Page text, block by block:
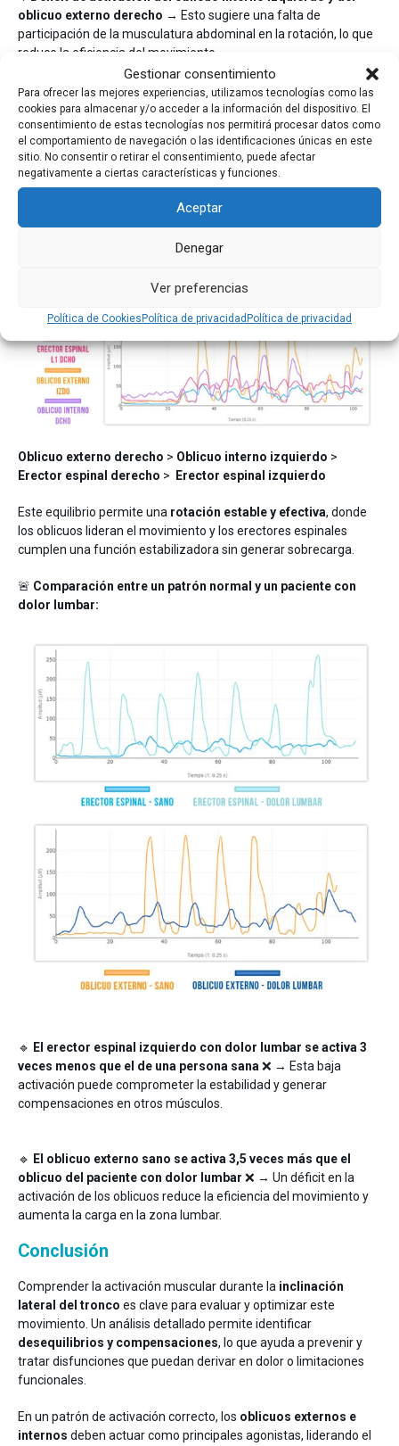
Gestionar consentimiento
Para ofrecer las mejores experiencias, utilizamos tecnologías como las
cookies para almacenar y/o acceder a la información del dispositivo. El
consentimiento de estas tecnologías nos permitirá procesar datos como
el comportamiento de navegación o las identificaciones únicas en este
sitio. No consentir o retirar el consentimiento, puede afectar
negativamente a ciertas características y funciones.
Aceptar
Denegar
Ver preferencias
Política de Cookies Política de privacidad Política de privacidad
oblicuo externo derecho → Esto sugiere una falta de
participación de la musculatura abdominal en la rotación, lo que
reduce la eficiencia del movimiento.
Este patrón disfuncional puede llevar adolor lumbar crónico,
inestabilidad en el core y compensaciones en la mecánica
del movimiento. Identificar estos desajustes con
electromiografía de superficie (EMG) te permitirá diseñar
estrategias de tratamiento más precisas y efectivas.
Ejemplo: Patrón de normalidad
rotación lateral de tronco eficiente y sin molestias
Oblicuo externo derecho > Oblicuo interno izquierdo >
Erector espinal derecho > Erector espinal izquierdo
Este equilibrio permite una rotación estable y efectiva, donde
los oblicuos lideran el movimiento y los erectores espinales
cumplen una función estabilizadora sin generar sobrecarga.
🚨 Comparación entre un patrón normal y un paciente con
dolor lumbar:
🔹 El erector espinal izquierdo con dolor lumbar se activa 3
veces menos que el de una persona sana❌ → Esta baja
activación puede comprometer la estabilidad y generar
compensaciones en otros músculos.
🔹 El oblicuo externo sano se activa 3,5 veces más que el
oblicuo del paciente con dolor lumbar ❌ → Un déficit en la
activación de los oblicuos reduce la eficiencia del movimiento y
aumenta la carga en la zona lumbar.
Conclusión
Comprender la activación muscular durante la inclinación
lateral del tronco es clave para evaluar y optimizar este
movimiento. Un análisis detallado permite identificar
desequilibrios y compensaciones, lo que ayuda a prevenir y
tratar disfunciones que puedan derivar en dolor o limitaciones
funcionales.
En un patrón de activación correcto, los oblicuos externos e
internos deben actuar como principales agonistas, liderando el